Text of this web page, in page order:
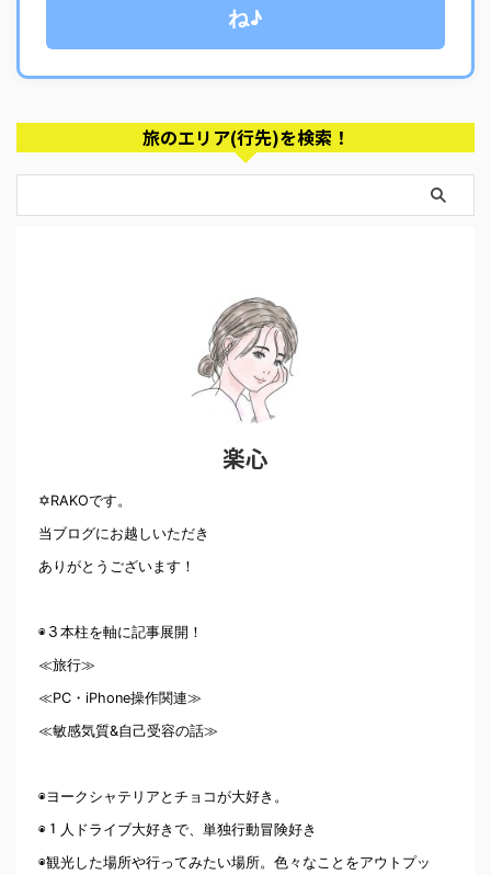
ね♪
旅のエリア(行先)を検索！
楽心
✡RAKOです。
当ブログにお越しいただき
ありがとうございます！
◉３本柱を軸に記事展開！
≪旅行≫
≪PC・iPhone操作関連≫
≪敏感気質&自己受容の話≫
◉ヨークシャテリアとチョコが大好き。
◉１人ドライブ大好きで、単独行動冒険好き
◉観光した場所や行ってみたい場所。色々なことをアウトプッ